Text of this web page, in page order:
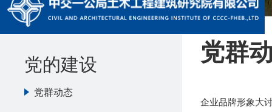
党的建设
党群动态
党群
企业品牌形象大